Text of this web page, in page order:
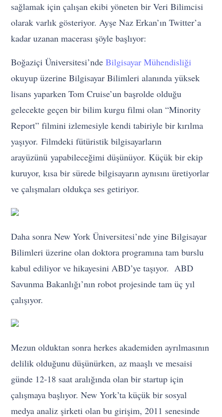
sağlamak için çalışan ekibi yöneten bir Veri Bilimcisi
olarak varlık gösteriyor. Ayşe Naz Erkan’ın Twitter’a
kadar uzanan macerası şöyle başlıyor:
Boğaziçi Üniversitesi’ndeBilgisayar Mühendisliği
okuyup üzerine Bilgisayar Bilimleri alanında yüksek
lisans yaparken Tom Cruise’un başrolde olduğu
gelecekte geçen bir bilim kurgu filmi olan “Minority
Report” filmini izlemesiyle kendi tabiriyle bir kırılma
yaşıyor. Filmdeki fütüristik bilgisayarların
arayüzünü yapabileceğimi düşünüyor. Küçük bir ekip
kuruyor, kısa bir sürede bilgisayarın aynısını üretiyorlar
ve çalışmaları oldukça ses getiriyor.
Daha sonra New York Üniversitesi’nde yine Bilgisayar
Bilimleri üzerine olan doktora programına tam burslu
kabul ediliyor ve hikayesini ABD’ye taşıyor. ABD
Savunma Bakanlığı’nın robot projesinde tam üç yıl
çalışıyor.
Mezun olduktan sonra herkes akademiden ayrılmasının
delilik olduğunu düşünürken, az maaşlı ve mesaisi
günde 12-18 saat aralığında olan bir startup için
çalışmaya başlıyor. New York’ta küçük bir sosyal
medya analiz şirketi olan bu girişim, 2011 senesinde